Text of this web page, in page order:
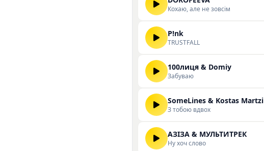
Кохаю, але не зовсім
P!nk
TRUSTFALL
100лиця & Domiy
Забуваю
SomeLines & Kostas Martzi
З тобою вдвох
АЗІЗА & МУЛЬТИТРЕК
Ну хоч слово